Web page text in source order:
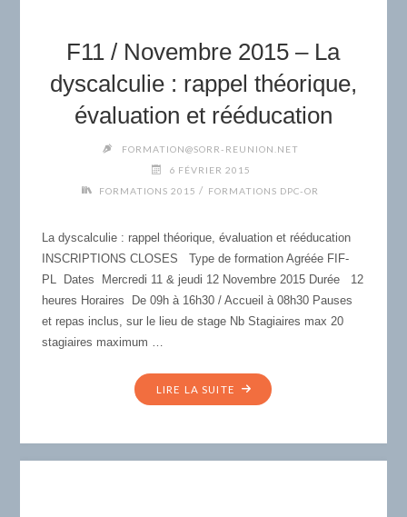
RAPIDE
ET
POUR
F11 / Novembre 2015 – La
dyscalculie : rappel théorique,
évaluation et rééducation
FORMATION@SORR-REUNION.NET
6 FÉVRIER 2015
FORMATIONS 2015 / FORMATIONS DPC-OR
La dyscalculie : rappel théorique, évaluation et rééducation
INSCRIPTIONS CLOSES Type de formation Agréée FIF-
PL Dates Mercredi 11 & jeudi 12 Novembre 2015 Durée 12
heures Horaires De 09h à 16h30 / Accueil à 08h30 Pauses
et repas inclus, sur le lieu de stage Nb Stagiaires max 20
stagiaires maximum …
LIRE LA SUITE "F11
/